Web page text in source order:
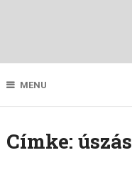
MENU
Címke: úszás